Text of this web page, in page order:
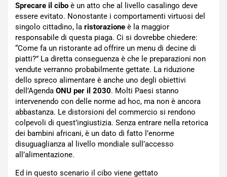
Sprecare il cibo è un atto che al livello casalingo deve
essere evitato. Nonostante i comportamenti virtuosi del
singolo cittadino, la ristorazione è la maggior
responsabile di questa piaga. Ci si dovrebbe chiedere:
“Come fa un ristorante ad offrire un menu di decine di
piatti?” La diretta conseguenza è che le preparazioni non
vendute verranno probabilmente gettate. La riduzione
dello spreco alimentare è anche uno degli obiettivi
dell’Agenda ONU per il 2030. Molti Paesi stanno
intervenendo con delle norme ad hoc, ma non è ancora
abbastanza. Le distorsioni del commercio si rendono
colpevoli di quest’ingiustizia. Senza entrare nella retorica
dei bambini africani, è un dato di fatto l’enorme
disuguaglianza al livello mondiale sull’accesso
all’alimentazione.
Ed in questo scenario il cibo viene gettato